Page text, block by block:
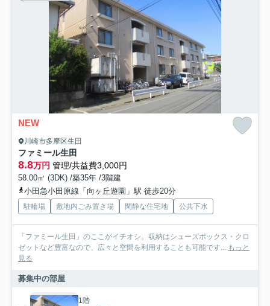
NEW
川崎市多摩区生田
ファミール生田
8.8万円 管理/共益費3,000円
58.00㎡ (3DK) /築35年 /3階建
小田急小田原線「向ヶ丘遊園」駅 徒歩20分
駐輪場 敷地内ごみ置き場 閑静な住宅地 公共下水
「ファミール生田」のここがイチオシ。収納はシューズボックス・クロ
ゼットなど豊富なので、広々と空間を利用することも可能です... もっと
見る
募集中の部屋
1階